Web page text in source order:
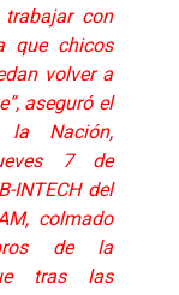
trabajar con
que chicos
volver a
aseguró el
la Nación,
7 de
INTECH del
colmado
de la
tras las